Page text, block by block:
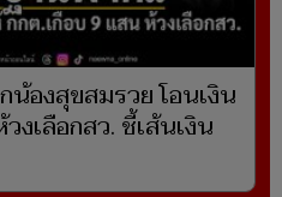
องสุขสมรวย โอนเงิน
งเลือกสว. ชี้เส้นเงิน